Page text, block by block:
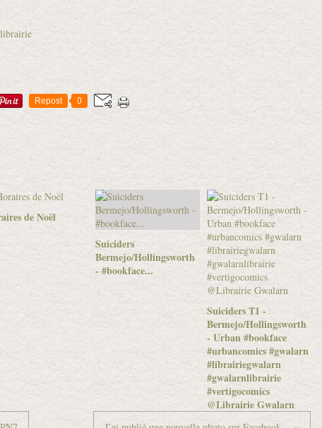
Repost 0
de Noël
Suiciders
Bermejo/Hollingsworth
- #bookface...
Suiciders T1 -
Bermejo/Hollingsworth
- Urban #bookface
#urbancomics #gwalarn
#librairiegwalarn
#gwalarnlibrairie
#vertigocomics
@Librairie Gwalarn